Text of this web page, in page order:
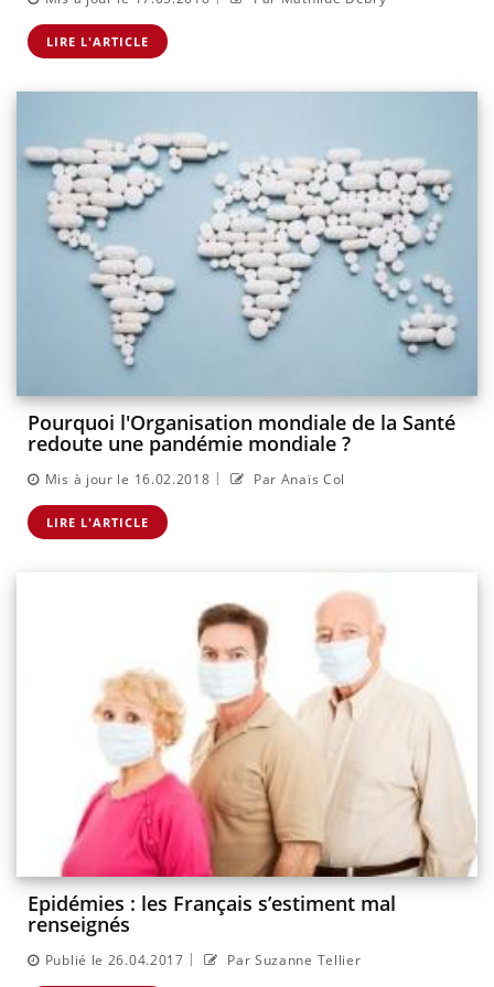
LIRE L'ARTICLE
Pourquoi l'Organisation mondiale de la Santé
redoute une pandémie mondiale ?
Mis à jour le 16.02.2018 | Par Anaïs Col
LIRE L'ARTICLE
Epidémies : les Français s’estiment mal
renseignés
Publié le 26.04.2017 | Par Suzanne Tellier